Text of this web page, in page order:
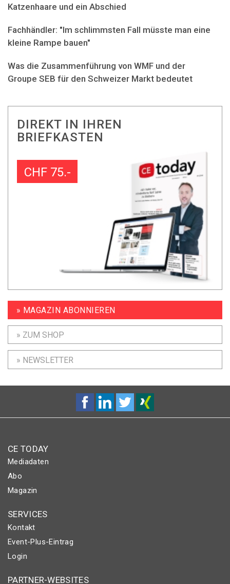
Katzenhaare und ein Abschied
Fachhändler: "Im schlimmsten Fall müsste man eine
kleine Rampe bauen"
Was die Zusammenführung von WMF und der
Groupe SEB für den Schweizer Markt bedeutet
DIREKT IN IHREN
BRIEFKASTEN
CHF 75.-
» MAGAZIN ABONNIEREN
» ZUM SHOP
» NEWSLETTER
CE TODAY
Mediadaten
Abo
Magazin
SERVICES
Kontakt
Event-Plus-Eintrag
Login
PARTNER-WEBSITES